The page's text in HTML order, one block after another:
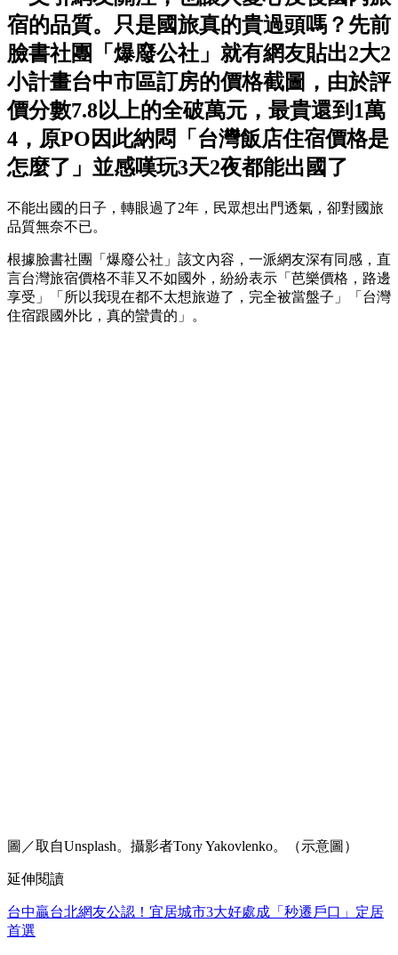
宿的品質。只是國旅真的貴過頭嗎？先前
臉書社團「爆廢公社」就有網友貼出2大2
小計畫台中市區訂房的價格截圖，由於評
價分數7.8以上的全破萬元，最貴還到1萬
4，原PO因此納悶「台灣飯店住宿價格是
怎麼了」並感嘆玩3天2夜都能出國了
不能出國的日子，轉眼過了2年，民眾想出門透氣，卻對國旅
品質無奈不已。
根據臉書社團「爆廢公社」該文內容，一派網友深有同感，直
言台灣旅宿價格不菲又不如國外，紛紛表示「芭樂價格，路邊
享受」「所以我現在都不太想旅遊了，完全被當盤子」「台灣
住宿跟國外比，真的蠻貴的」。
圖／取自Unsplash。攝影者Tony Yakovlenko。（示意圖）
延伸閱讀
台中贏台北網友公認！宜居城市3大好處成「秒遷戶口」定居
首選